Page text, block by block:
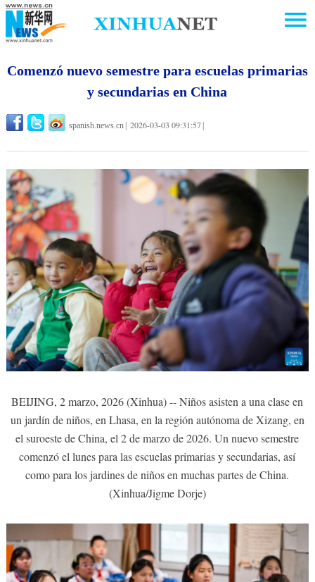
Comenzó nuevo semestre para escuelas primarias
y secundarias en China
spanish.news.cn 2026-03-03 09:31:57
BEIJING, 2 marzo, 2026 (Xinhua) -- Niños asisten a una clase en
un jardín de niños, en Lhasa, en la región autónoma de Xizang, en
el suroeste de China, el 2 de marzo de 2026. Un nuevo semestre
comenzó el lunes para las escuelas primarias y secundarias, así
como para los jardines de niños en muchas partes de China.
(Xinhua/Jigme Dorje)